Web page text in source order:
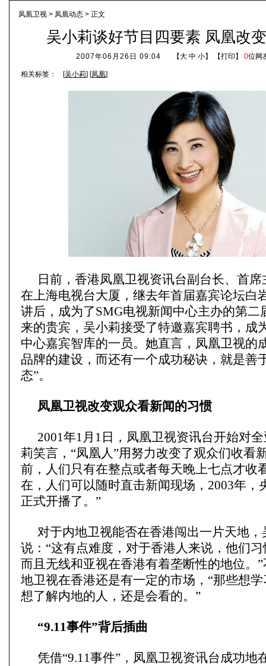
凤凰卫视 > 凤凰动态 > 正文
吴小莉谈好节目四要素 凤凰改
2007年06月26日 09:04 【大 中 小】 【打印 】 0位网
相关标签： [吴小莉] [凤凰]
日前，香港凤凰卫视资讯台副台长、首
在上海电视台大厦，继去年首届嘉宾论坛白
讲后，成为了SMG电视新闻中心主办的第二
来的贵宾，吴小莉接受了特邀嘉宾聘书，成
中心嘉宾智库的一员。她直言，凤凰卫视的
品牌的建设，而还有一个成功秘诀，就是善
态”。
凤凰卫视改变观众看新闻的习惯
2001年1月1日，凤凰卫视资讯台开始对
莉笑言，“凤凰人”用努力改变了观众们收看
前，人们只有在整点或者每天晚上七点才收
在，人们可以随时直击新闻现场，2003年，
正式开播了。”
对于内地卫视能否在香港闯出一片天地，
说：“这有点难度，对于香港人来说，他们
而且无线和亚视在香港有着垄断性的地位。
地卫视在香港还是有一定的市场，“那些想
想了解内地的人，还是会看的。”
“9.11事件”背后插曲
凭借“9.11事件”，凤凰卫视资讯台成功地